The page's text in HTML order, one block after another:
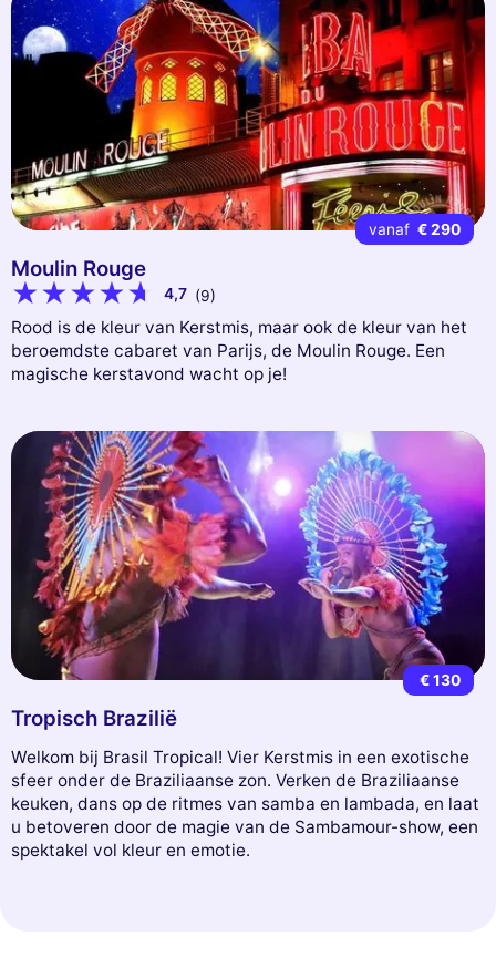
vanaf € 290
Moulin Rouge
4,7 (9)
Rood is de kleur van Kerstmis, maar ook de kleur van het
beroemdste cabaret van Parijs, de Moulin Rouge. Een
magische kerstavond wacht op je!
€ 130
Tropisch Brazilië
Welkom bij Brasil Tropical! Vier Kerstmis in een exotische
sfeer onder de Braziliaanse zon. Verken de Braziliaanse
keuken, dans op de ritmes van samba en lambada, en laat
u betoveren door de magie van de Sambamour-show, een
spektakel vol kleur en emotie.